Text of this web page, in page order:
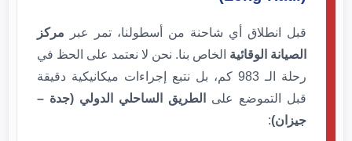
قبل انطلاق أي شاحنة من أسطولنا، تمر عبر مركز
الصيانة الوقائية الخاص بنا. نحن لا نعتمد على الحظ في
رحلة الـ 983 كم، بل نتبع إجراءات ميكانيكية دقيقة
قبل التموضع على
الطريق الساحلي الدولي (جدة –
جيزان):